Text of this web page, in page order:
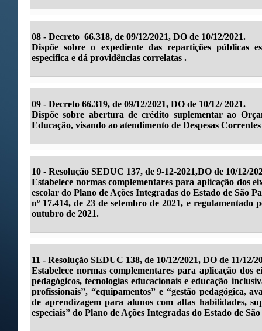
08 - Decreto 66.318, de 09/12/2021, DO de 10/12/2021.
Dispõe sobre o expediente das repartições públicas
especifica e dá providências correlatas .
09 - Decreto 66.319, de 09/12/2021, DO de 10/12/ 2021.
Dispõe sobre abertura de crédito suplementar ao
Educação, visando ao atendimento de Despesas
10 - Resolução SEDUC 137, de 9-12-2021,DO de 10/12/
Estabelece normas complementares para aplicação dos
escolar do Plano de Ações Integradas do Estado de São
nº 17.414, de 23 de setembro de 2021, e regulamentado
outubro de 2021.
11 - Resolução SEDUC 138, de 10/12/2021, DO de 11/12/
Estabelece normas complementares para aplicação dos
pedagógicos, tecnologias educacionais e educação
profissionais”, “equipamentos” e “gestão pedagógica,
de aprendizagem para alunos com altas habilidades,
especiais” do Plano de Ações Integradas do Estado de